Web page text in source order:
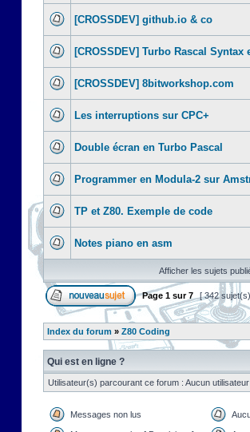
[CROSSDEV] github.io & co
[CROSSDEV] Turbo Rascal Syntax
[CROSSDEV] 8bitworkshop.com
Les interruptions sur CPC+
Double écran en Turbo Pascal
Programmer en Modula-2 sur
TP et Z80. Exemple de code
Notes piano en asm
Afficher les sujets
Page 1 sur7 [ 342
Index du forum » Z80 Coding
Qui est en ligne ?
Utilisateur(s) parcourant ce forum : Aucun
Messages non lus